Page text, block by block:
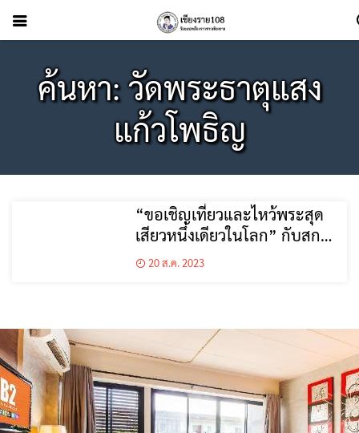
ค้นหา: วัดพระธาตุแสง
แก้วโพธิญ
“ขอเชิญเที่ยวและไหว้พระสุด
เสียวหนึ่งเดียวในโลก” กับสกา
ยวอล์ก วัดพระธาตุแสงแก้ว
20 ส.ค. 2023